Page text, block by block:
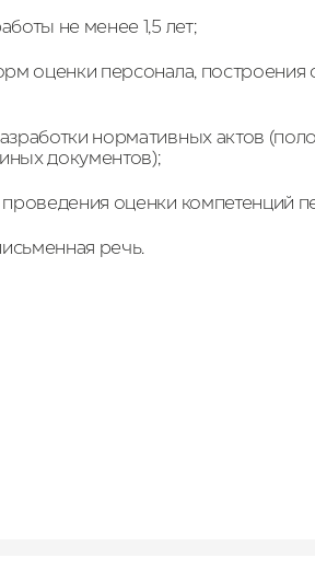
не менее 1,5 лет;
оценки персонала, построения
нормативных актов
документов);
оценки компетенций
речь.